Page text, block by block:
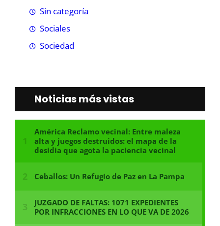
Sin categoría
Sociales
Sociedad
Noticias más vistas